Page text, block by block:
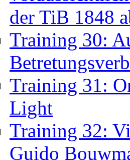
Training 31:
Light
Training 32:
Guido
Training 33:
18:00 – 19:00